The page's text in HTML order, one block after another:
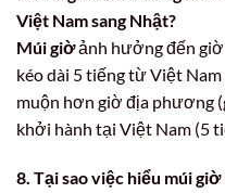
Việt Nam sang Nhật?
Múi giờảnh hưởng đến giờ
kéo dài 5 tiếng từ Việt
muộn hơn giờ địa phương
khởi hành tại Việt Nam (5
8. Tại sao việc hiểu múi